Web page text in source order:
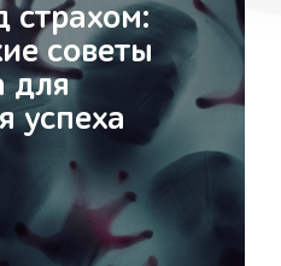
страхом:
советы
для
успеха